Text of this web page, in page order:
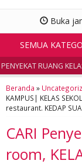
Buka
SEMUA
RUANG KELAS
Beranda »
KAMPUS| KELAS
restaurant. KEDAP
CARI
room,